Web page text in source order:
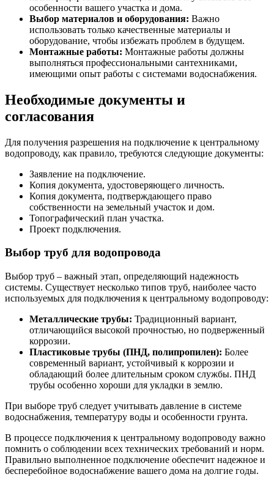
особенности вашего участка и дома.
Выбор материалов и оборудования: Важно
использовать только качественные материалы и
оборудование, чтобы избежать проблем в будущем.
Монтажные работы: Монтажные работы должны
выполняться профессиональными сантехниками,
имеющими опыт работы с системами водоснабжения.
Необходимые документы и
согласования
Для получения разрешения на подключение к центральному
водопроводу, как правило, требуются следующие документы:
Заявление на подключение.
Копия документа, удостоверяющего личность.
Копия документа, подтверждающего право
собственности на земельный участок и дом.
Топографический план участка.
Проект подключения.
Выбор труб для водопровода
Выбор труб – важный этап, определяющий надежность
системы. Существует несколько типов труб, наиболее часто
используемых для подключения к центральному водопроводу:
Металлические трубы: Традиционный вариант,
отличающийся высокой прочностью, но подверженный
коррозии.
Пластиковые трубы (ПНД, полипропилен): Более
современный вариант, устойчивый к коррозии и
обладающий более длительным сроком службы. ПНД
трубы особенно хороши для укладки в землю.
При выборе труб следует учитывать давление в системе
водоснабжения, температуру воды и особенности грунта.
В процессе подключения к центральному водопроводу важно
помнить о соблюдении всех технических требований и норм.
Правильно выполненное подключение обеспечит надежное и
бесперебойное водоснабжение вашего дома на долгие годы.